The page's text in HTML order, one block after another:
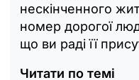
нескінченного
номер дорогої
що ви раді її
Читати по темі